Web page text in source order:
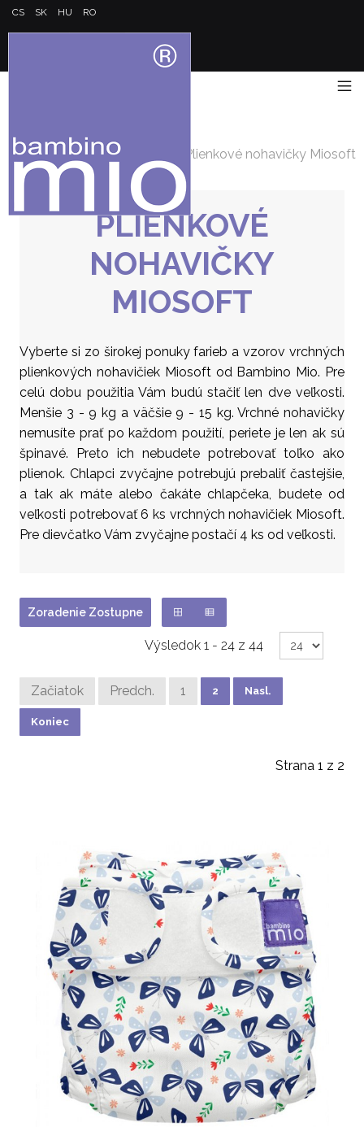
CS SK HU RO
Hlavná stránka Plienkové nohavičky Miosoft
PLIENKOVÉ
NOHAVIČKY
MIOSOFT
Vyberte si zo širokej ponuky farieb a vzorov vrchných
plienkových nohavičiek Miosoft od Bambino Mio. Pre
celú dobu použitia Vám budú stačiť len dve veľkosti.
Menšie 3 - 9 kg a väčšie 9 - 15 kg. Vrchné nohavičky
nemusíte prať po každom použití, periete je len ak sú
špinavé. Preto ich nebudete potrebovať toľko ako
plienok. Chlapci zvyčajne potrebujú prebaliť častejšie,
a tak ak máte alebo čakáte chlapčeka, budete od
veľkosti potrebovať 6 ks vrchných nohavičiek Miosoft.
Pre dievčatko Vám zvyčajne postačí 4 ks od veľkosti.
Zoradenie Zostupne
Výsledok 1 - 24 z 44
Začiatok Predch. 1 2 Nasl.
Koniec
Strana 1 z 2